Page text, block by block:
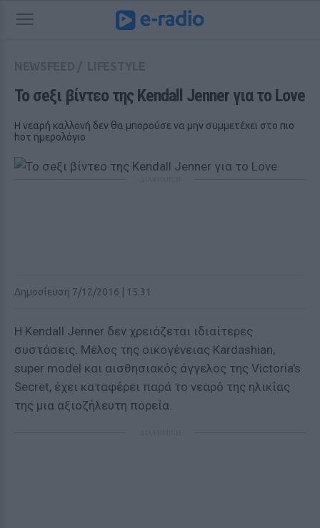
Το σeξι βίντεο της Kendall Jenner για το Love
Η νεαρή καλλονή δεν θα μπορούσε να μην συμμετέχει στο πιο
hoτ ημερολόγιο
Δημοσίευση 7/12/2016 | 15:31
Η Kendall Jenner δεν χρειάζεται ιδιαίτερες
συστάσεις. Μέλος της οικογένειας Kardashian,
super model και αισθησιακός άγγελος της Victoria's
Secret, έχει καταφέρει παρά το νεαρό της ηλικίας
της μια αξιοζήλευτη πορεία.